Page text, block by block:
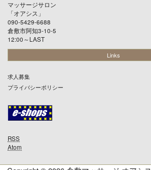
マッサージサロン
「オアシス 」
090-5429-6688
倉敷市阿知3-10-5
12:00～LAST
Links
求人募集
プライバシーポリシー
RSS
Atom